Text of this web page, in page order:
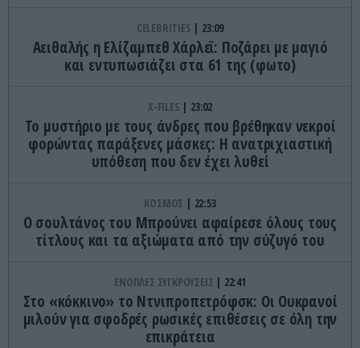
CELEBRITIES 23:09
Αειθαλής η Ελίζαμπεθ Χάρλεϊ: Ποζάρει με μαγιό
και εντυπωσιάζει στα 61 της (φωτο)
X-FILES 23:02
Το μυστήριο με τους άνδρες που βρέθηκαν νεκροί
φορώντας παράξενες μάσκες: Η ανατριχιαστική
υπόθεση που δεν έχει λυθεί
ΚΟΣΜΟΣ 22:53
Ο σουλτάνος του Μπρούνει αφαίρεσε όλους τους
τίτλους και τα αξιώματα από την σύζυγό του
ΕΝΟΠΛΕΣ ΣΥΓΚΡΟΥΣΕΙΣ 22:41
Στο «κόκκινο» το Ντνιπροπετρόφσκ: Οι Ουκρανοί
μιλούν για σφοδρές ρωσικές επιθέσεις σε όλη την
επικράτεια